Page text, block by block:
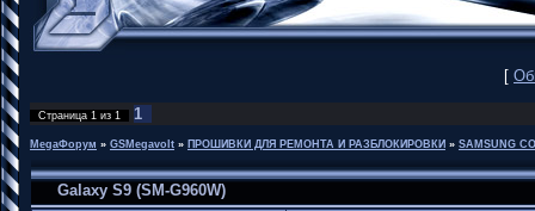
[
Страница 1 из 1 1
MegaФорум » GSMegavolt » ПРОШИВКИ ДЛЯ РЕМОНТА И РАЗБЛОКИРОВКИ » SAMSUNG
Galaxy S9 (SM-G960W)